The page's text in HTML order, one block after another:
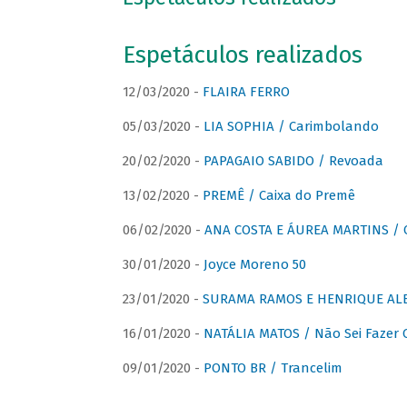
Espetáculos realizados
12/03/2020 - FLAIRA FERRO
05/03/2020 - LIA SOPHIA / Carimbolando
20/02/2020 - PAPAGAIO SABIDO / Revoada
13/02/2020 - PREMÊ / Caixa do Premê
06/02/2020 - ANA COSTA E ÁUREA
30/01/2020 - Joyce Moreno 50
23/01/2020 - SURAMA RAMOS E HENRIQUE
16/01/2020 - NATÁLIA MATOS / Não Sei
09/01/2020 - PONTO BR / Trancelim